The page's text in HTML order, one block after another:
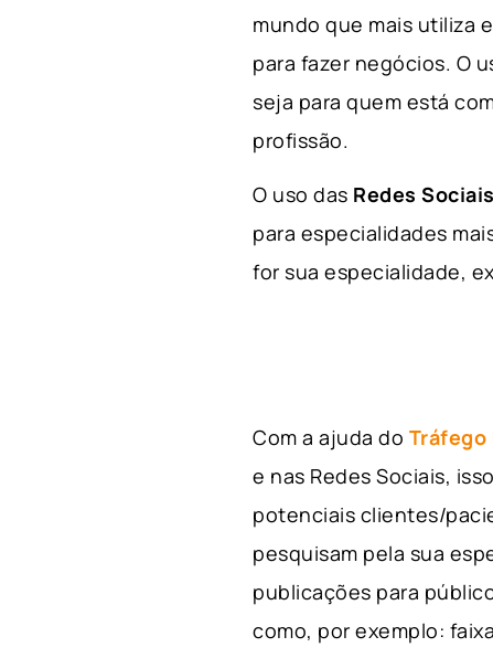
mundo que mais utiliza
para fazer negócios. O
seja para quem está
profissão.
O uso das Redes
para especialidades
for sua especialidade,
Com a ajuda do Tráfego
e nas Redes Sociais,
potenciais clientes/
pesquisam pela sua
publicações para
como, por exemplo: